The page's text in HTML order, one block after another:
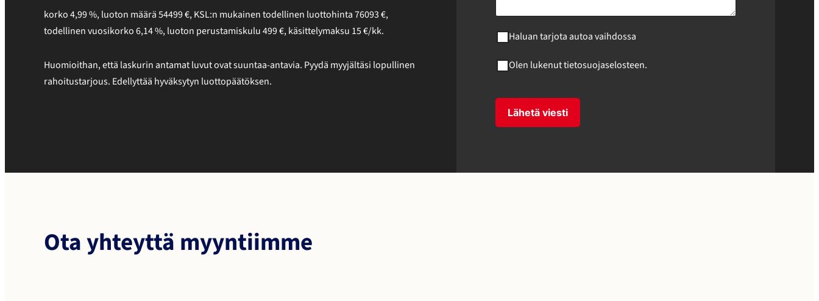
korko4,99%,luoton määrä54499€,KSL:n mukainen todellinen luottohinta76093€,
todellinen vuosikorko6,14%, luoton perustamiskulu499€, käsittelymaksu 15€/kk.
Huomioithan, että laskurin antamat luvut ovat suuntaa-antavia. Pyydä myyjältäsi lopullinen
rahoitustarjous. Edellyttää hyväksytyn luottopäätöksen.
Haluan tarjota autoa vaihdossa
Olen lukenut tietosuojaselosteen.
Lähetä viesti
Ota yhteyttä myyntiimme